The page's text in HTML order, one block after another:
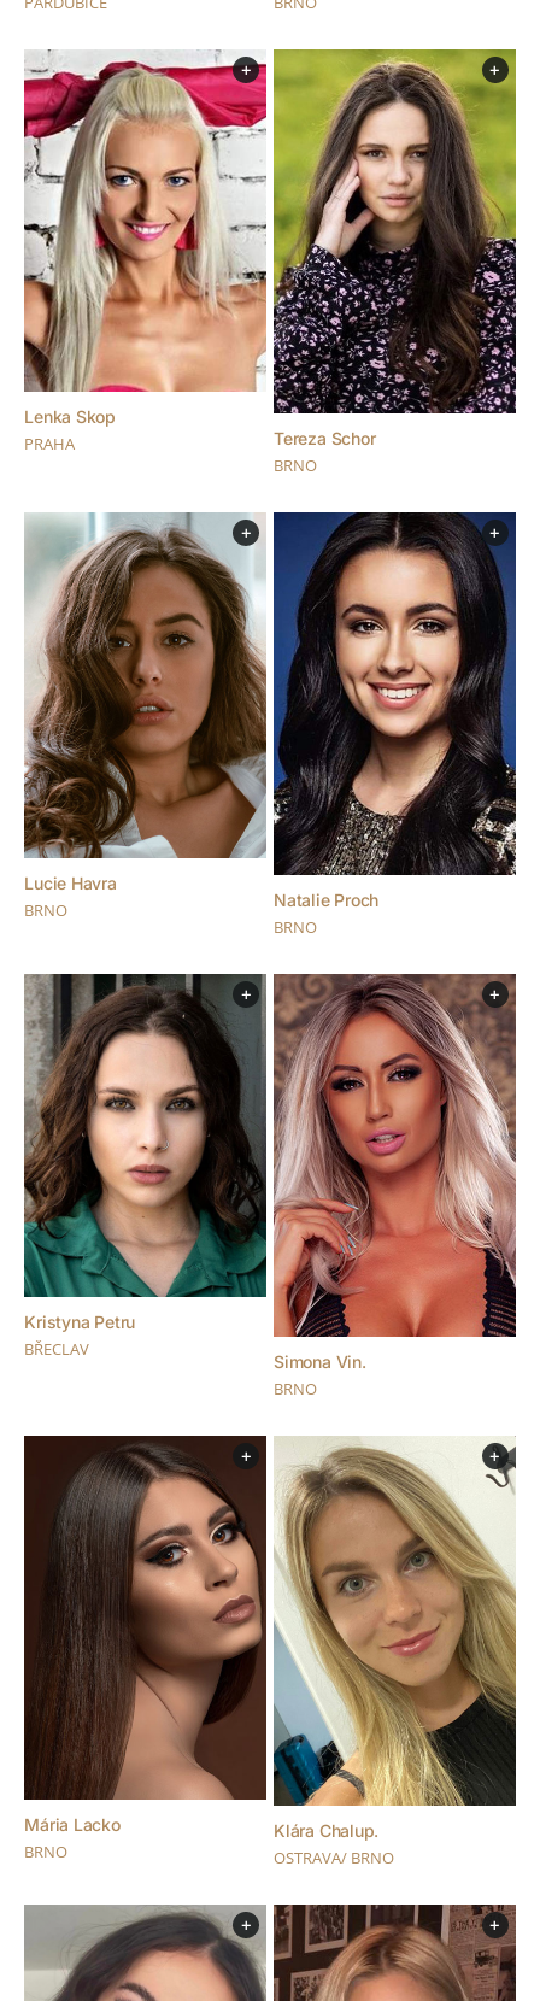
+
Lenka Skop
PRAHA
+
Tereza Schor
BRNO
+
Lucie Havra
BRNO
+
Natalie Proch
BRNO
+
Kristyna Petru
BŘECLAV
+
Simona Vin.
BRNO
+
Mária Lacko
BRNO
+
Klára Chalup.
OSTRAVA/ BRNO
+ +